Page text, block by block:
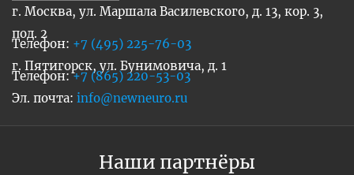
г. Москва, ул. Маршала Василевского, д. 13, кор. 3,
под. 2
Телефон: +7 (495) 225-76-03
г. Пятигорск, ул. Бунимовича, д. 1
Телефон:+7 (865) 220-53-03
Эл. почта: info@newneuro.ru
Наши партнёры